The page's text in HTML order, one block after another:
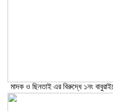
মাদক ও ছিনতাই এর বিরুদ্ধে ১নং